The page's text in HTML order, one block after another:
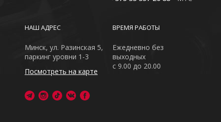
ВРЕМЯ РАБОТЫ
Ежедневно без
выходных
с 9.00 до 20.00
НАШ АДРЕС
Минск, ул. Разинская 5,
паркинг уровни 1-3
Посмотреть на карте